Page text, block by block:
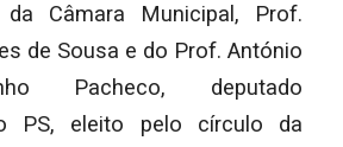
da Câmara Municipal, Prof.
de Sousa e do Prof. António
Pacheco, deputado
PS, eleito pelo círculo da